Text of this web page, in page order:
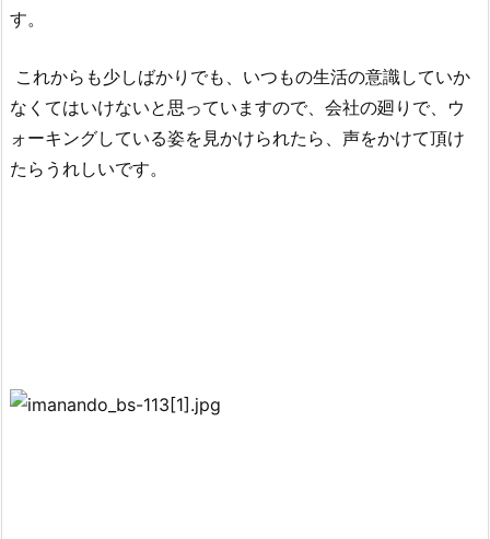
す。
これからも少しばかりでも、いつもの生活の意識していか
なくてはいけないと思っていますので、 会社の廻りで、ウ
ォーキングしている姿を見かけられたら、声をかけて頂け
たらうれしいです。